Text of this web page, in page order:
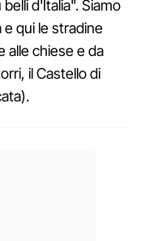
d'Italia". Siamo
e qui le stradine
alle chiese e da
il Castello di